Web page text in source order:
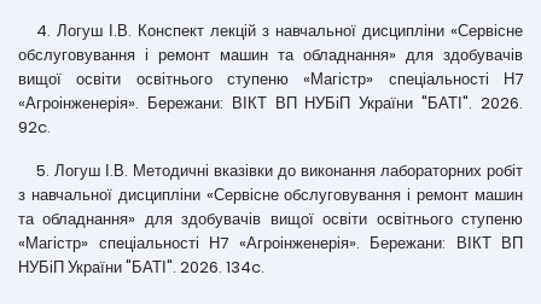
4. Логуш І.В. Конспект лекцій з навчальної дисципліни «Сервісне
обслуговування і ремонт машин та обладнання» для здобувачів
вищої освіти освітнього ступеню «Магістр» спеціальності Н7
«Агроінженерія». Бережани: ВІКТ ВП НУБіП України "БАТІ". 2026.
92c.
5. Логуш І.В. Методичні вказівки до виконання лабораторних робіт
з навчальної дисципліни «Сервісне обслуговування і ремонт машин
та обладнання» для здобувачів вищої освіти освітнього ступеню
«Магістр» спеціальності Н7 «Агроінженерія». Бережани: ВІКТ ВП
НУБіП України "БАТІ". 2026. 134c.